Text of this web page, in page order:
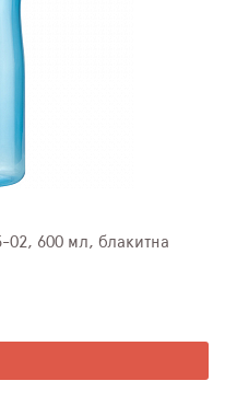
02, 600 мл, блакитна